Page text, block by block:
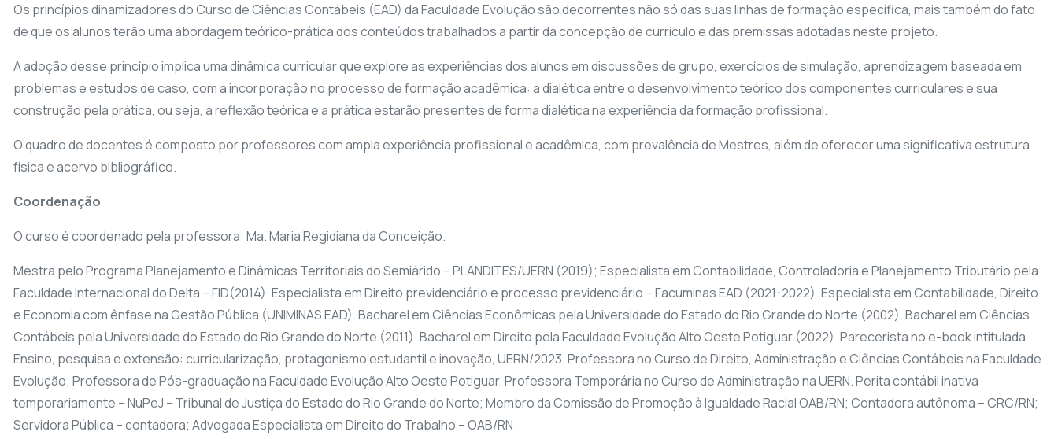
Os princípios dinamizadores do Curso de Ciências Contábeis (EAD) da Faculdade Evolução são decorrentes não só das suas linhas de formação específica, mais também do fato
de que os alunos terão uma abordagem teórico-prática dos conteúdos trabalhados a partir da concepção de currículo e das premissas adotadas neste projeto.
A adoção desse princípio implica uma dinâmica curricular que explore as experiências dos alunos em discussões de grupo, exercícios de simulação, aprendizagem baseada em
problemas e estudos de caso, com a incorporação no processo de formação acadêmica: a dialética entre o desenvolvimento teórico dos componentes curriculares e sua
construção pela prática, ou seja, a reflexão teórica e a prática estarão presentes de forma dialética na experiência da formação profissional.
O quadro de docentes é composto por professores com ampla experiência profissional e acadêmica, com prevalência de Mestres, além de oferecer uma significativa estrutura
física e acervo bibliográfico.
Coordenação
O curso é coordenado pela professora: Ma. Maria Regidiana da Conceição.
Mestra pelo Programa Planejamento e Dinâmicas Territoriais do Semiárido – PLANDITES/UERN (2019); Especialista em Contabilidade, Controladoria e Planejamento Tributário pela
Faculdade Internacional do Delta – FID(2014). Especialista em Direito previdenciário e processo previdenciário – Facuminas EAD (2021-2022). Especialista em Contabilidade, Direito
e Economia com ênfase na Gestão Pública (UNIMINAS EAD). Bacharel em Ciências Econômicas pela Universidade do Estado do Rio Grande do Norte (2002). Bacharel em Ciências
Contábeis pela Universidade do Estado do Rio Grande do Norte (2011). Bacharel em Direito pela Faculdade Evolução Alto Oeste Potiguar (2022). Parecerista no e-book intitulada
Ensino, pesquisa e extensão: curricularização, protagonismo estudantil e inovação, UERN/2023. Professora no Curso de Direito, Administração e Ciências Contábeis na Faculdade
Evolução; Professora de Pós-graduação na Faculdade Evolução Alto Oeste Potiguar. Professora Temporária no Curso de Administração na UERN. Perita contábil inativa
temporariamente – NuPeJ – Tribunal de Justiça do Estado do Rio Grande do Norte; Membro da Comissão de Promoção à Igualdade Racial OAB/RN; Contadora autônoma – CRC/RN;
Servidora Pública – contadora; Advogada Especialista em Direito do Trabalho – OAB/RN